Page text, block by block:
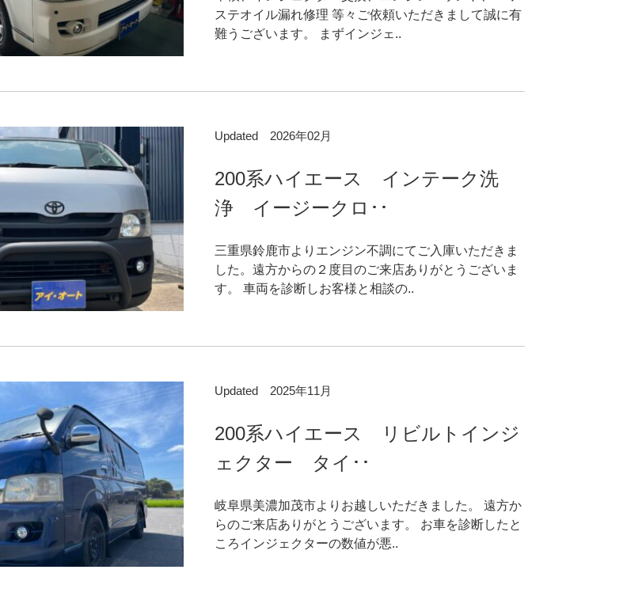
ステオイル漏れ修理 等々ご依頼いただきまして誠に有
難うございます。 まずインジェ..
Updated 2026年02月
200系ハイエース インテーク洗
浄 イージークロ･･
三重県鈴鹿市よりエンジン不調にてご入庫いただきま
した。遠方からの２度目のご来店ありがとうございま
す。 車両を診断しお客様と相談の..
Updated 2025年11月
200系ハイエース リビルトインジ
ェクター タイ･･
岐阜県美濃加茂市よりお越しいただきました。 遠方か
らのご来店ありがとうございます。 お車を診断したと
ころインジェクターの数値が悪..